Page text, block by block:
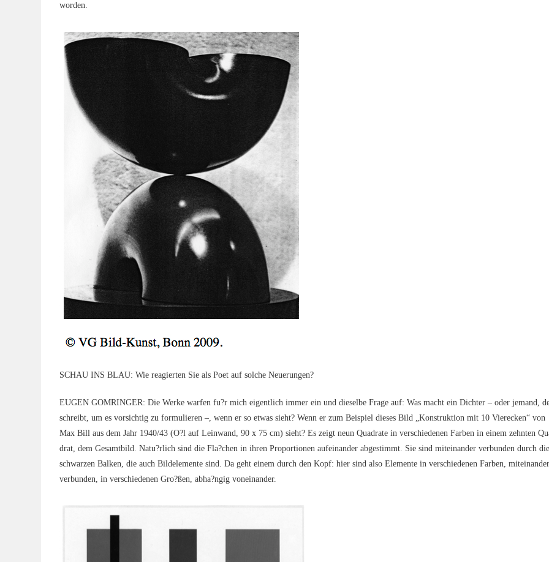
worden.
SCHAU INS BLAU: Wie reagier­ten Sie als Poet auf sol­che Neuerungen?
EUGEN GOMRINGER: Die Wer­ke war­fen fu?r mich eigent­lich immer ein und die­sel­be Fra­ge auf: Was macht ein Dich­ter – oder jemand,
schreibt, um es vor­sich­tig zu for­mu­lie­ren –, wenn er so etwas sieht? Wenn er zum Bei­spiel die­ses Bild „Kon­struk­ti­on mit 10 Vier­ecken“ von
Max Bill aus dem Jahr 1940/43 (O?l auf Lein­wand, 90 x 75 cm) sieht? Es zeigt neun Qua­dra­te in ver­schie­de­nen Far­ben in einem zehn­ten
drat, dem Gesamt­bild. Natu?rlich sind die Fla?chen in ihren Pro­por­tio­nen auf­ein­an­der abge­stimmt. Sie sind mit­ein­an­der ver­bun­den durch die
schwar­zen Bal­ken, die auch Bild­ele­men­te sind. Da geht einem durch den Kopf: hier sind also Ele­men­te in ver­schie­de­nen Far­ben, mit­ein­an­der
ver­bun­den, in ver­schie­de­nen Gro?ßen, abha?ngig voneinander.